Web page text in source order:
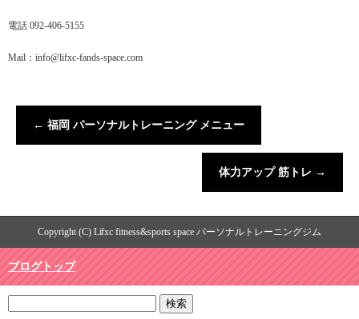
電話 092-406-5155
Mail：info@lifxc-fands-space.com
← 福岡 パーソナルトレーニング メニュー
体力アップ 筋トレ →
Copyright (C) Lifxc fitness&sports space パーソナルトレーニングジム
ブログトップ